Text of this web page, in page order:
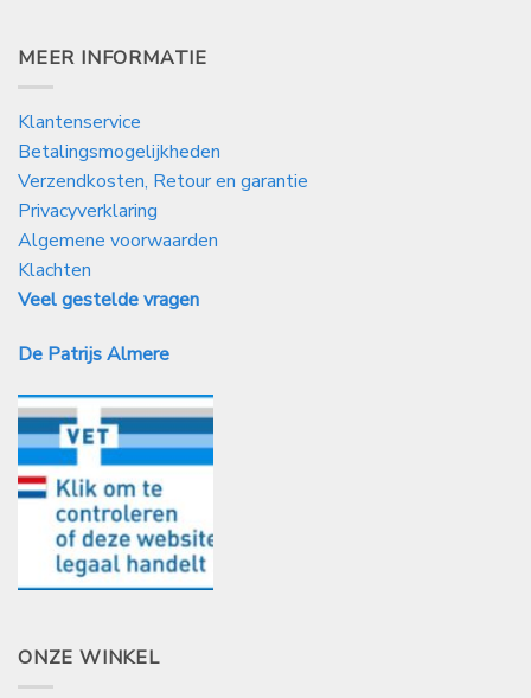
MEER INFORMATIE
Klantenservice
Betalingsmogelijkheden
Verzendkosten, Retour en garantie
Privacyverklaring
Algemene voorwaarden
Klachten
Veel gestelde vragen
De Patrijs Almere
ONZE WINKEL